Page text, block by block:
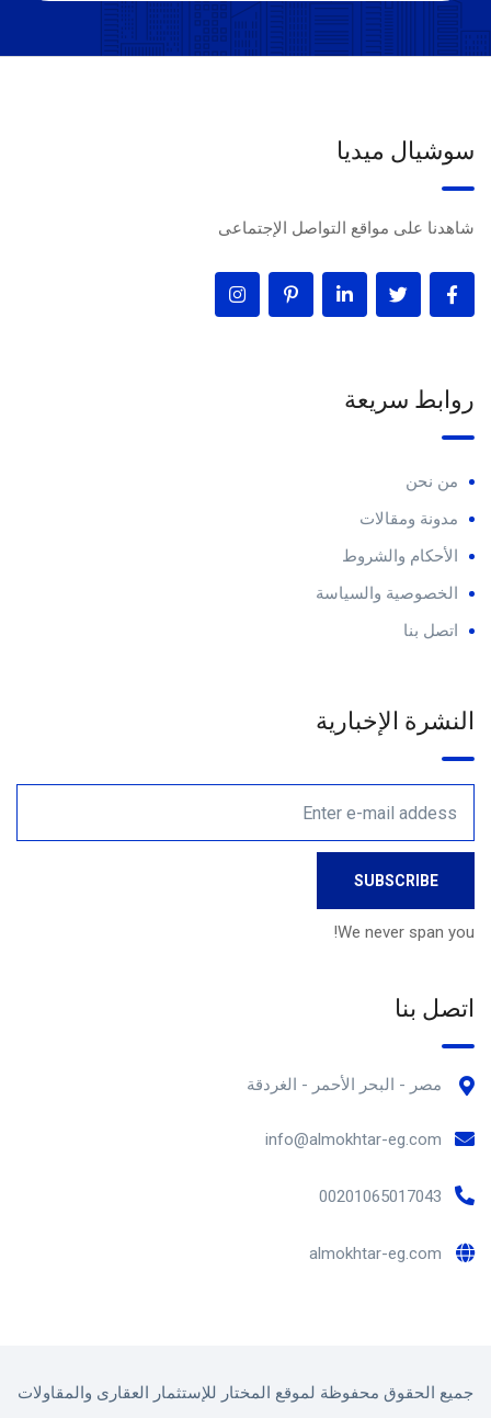
سوشيال ميديا
شاهدنا على مواقع التواصل الإجتماعى
روابط سريعة
من نحن
مدونة ومقالات
الأحكام والشروط
الخصوصية والسياسة
اتصل بنا
النشرة الإخبارية
We never span you!
اتصل بنا
مصر - البحر الأحمر - الغردقة
info@almokhtar-eg.com
00201065017043
almokhtar-eg.com
جميع الحقوق محفوظة لموقع المختار للإستثمار العقارى والمقاولات